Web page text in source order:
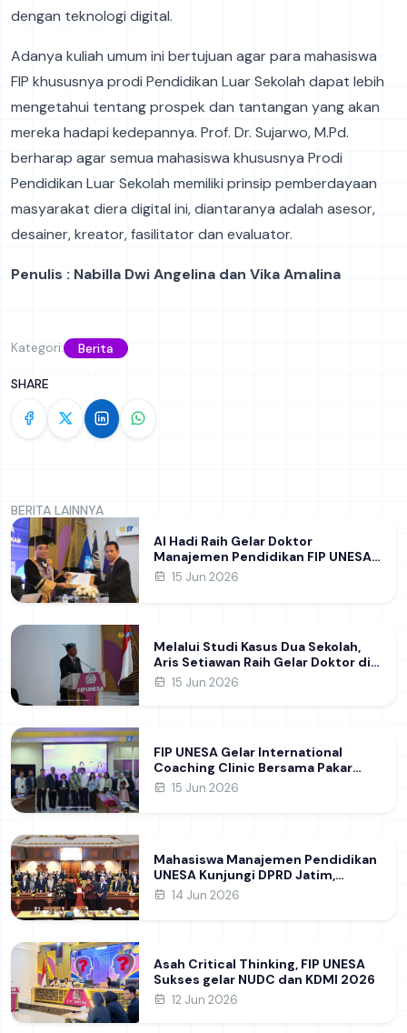
dengan teknologi digital.
Adanya kuliah umum ini bertujuan agar para mahasiswa
FIP khususnya prodi Pendidikan Luar Sekolah dapat lebih
mengetahui tentang prospek dan tantangan yang akan
mereka hadapi kedepannya. Prof. Dr. Sujarwo, M.Pd.
berharap agar semua mahasiswa khususnya Prodi
Pendidikan Luar Sekolah memiliki prinsip pemberdayaan
masyarakat diera digital ini, diantaranya adalah asesor,
desainer, kreator, fasilitator dan evaluator.
Penulis : Nabilla Dwi Angelina dan Vika Amalina
Kategori: Berita
SHARE
BERITA LAINNYA
Al Hadi Raih Gelar Doktor
Manajemen Pendidikan FIP UNESA
melalui Riset Pembentukan
15 Jun 2026
Melalui Studi Kasus Dua Sekolah,
Aris Setiawan Raih Gelar Doktor di
FIP UNESA Usai Kupas Manajemen
15 Jun 2026
FIP UNESA Gelar International
Coaching Clinic Bersama Pakar
Khon Kaen University Thailand,
Ilmiah Internasional dukung SDG 4
15 Jun 2026
Mahasiswa Manajemen Pendidikan
UNESA Kunjungi DPRD Jatim,
Perdalam Pemahaman Kebijakan
14 Jun 2026
Asah Critical Thinking, FIP UNESA
Sukses gelar NUDC dan KDMI 2026
12 Jun 2026